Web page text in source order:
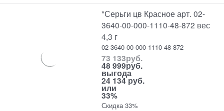
*Серьги цв Красное арт. 02-
3640-00-000-1110-48-872 вес
4,3 г
02-3640-00-000-1110-48-872
73 133руб.
48 999руб.
выгода
24 134 руб.
или
33%
Скидка 33%